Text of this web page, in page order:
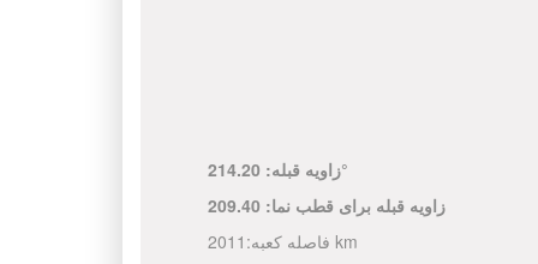
زاویه قبله:214.20°
زاویه قبله برای قطب نما: 209.40
فاصله کعبه: 2011 km